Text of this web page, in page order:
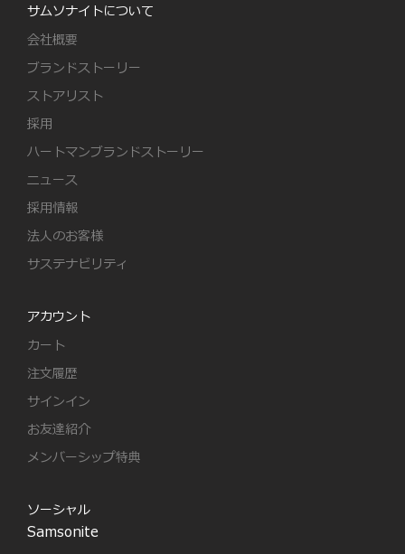
サムソナイトについて
会社概要
ブランドストーリー
ストアリスト
採用
ハートマンブランドストーリー
ニュース
採用情報
法人のお客様
サステナビリティ
アカウント
カート
注文履歴
サインイン
お友達紹介
メンバーシップ特典
ソーシャル
Samsonite